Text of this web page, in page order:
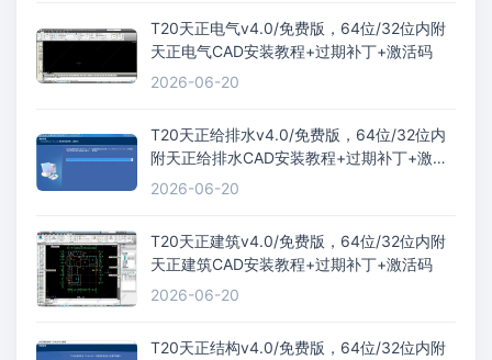
T20天正电气v4.0/免费版，64位/32位内附
天正电气CAD安装教程+过期补丁+激活码
2026-06-20
T20天正给排水v4.0/免费版，64位/32位内
附天正给排水CAD安装教程+过期补丁+激活
码
2026-06-20
T20天正建筑v4.0/免费版，64位/32位内附
天正建筑CAD安装教程+过期补丁+激活码
2026-06-20
T20天正结构v4.0/免费版，64位/32位内附